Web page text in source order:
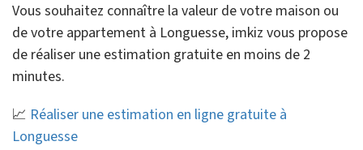
Vous souhaitez connaître la valeur de votre maison ou
de votre appartement à Longuesse, imkiz vous propose
de réaliser une estimation gratuite en moins de 2
minutes.
📈 Réaliser une estimation en ligne gratuite à
Longuesse